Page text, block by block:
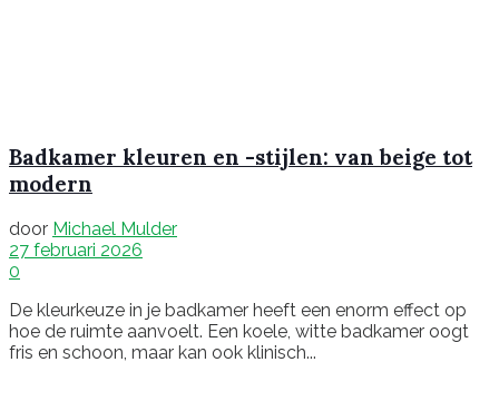
Badkamer kleuren en -stijlen: van beige tot
modern
door Michael Mulder
27 februari 2026
0
De kleurkeuze in je badkamer heeft een enorm effect op
hoe de ruimte aanvoelt. Een koele, witte badkamer oogt
fris en schoon, maar kan ook klinisch...